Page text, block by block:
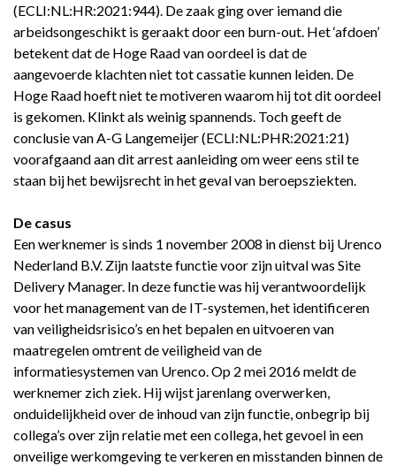
(ECLI:NL:HR:2021:944). De zaak ging over iemand die
arbeidsongeschikt is geraakt door een burn-out. Het ‘afdoen’
betekent dat de Hoge Raad van oordeel is dat de
aangevoerde klachten niet tot cassatie kunnen leiden. De
Hoge Raad hoeft niet te motiveren waarom hij tot dit oordeel
is gekomen. Klinkt als weinig spannends. Toch geeft de
conclusie van A-G Langemeijer (ECLI:NL:PHR:2021:21)
voorafgaand aan dit arrest aanleiding om weer eens stil te
staan bij het bewijsrecht in het geval van beroepsziekten.
De casus
Een werknemer is sinds 1 november 2008 in dienst bij Urenco
Nederland B.V. Zijn laatste functie voor zijn uitval was Site
Delivery Manager. In deze functie was hij verantwoordelijk
voor het management van de IT-systemen, het identificeren
van veiligheidsrisico’s en het bepalen en uitvoeren van
maatregelen omtrent de veiligheid van de
informatiesystemen van Urenco. Op 2 mei 2016 meldt de
werknemer zich ziek. Hij wijst jarenlang overwerken,
onduidelijkheid over de inhoud van zijn functie, onbegrip bij
collega’s over zijn relatie met een collega, het gevoel in een
onveilige werkomgeving te verkeren en misstanden binnen de